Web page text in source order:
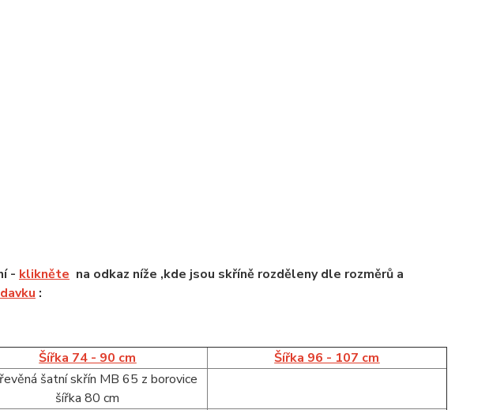
- klikněte na odkaz níže ,kde jsou skříně rozděleny dle rozměrů a
:
Šířka 74 - 90 cm Šířka 96 - 107 cm